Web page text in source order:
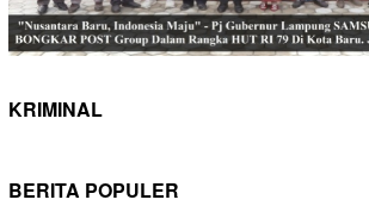
KRIMINAL
BERITA POPULER